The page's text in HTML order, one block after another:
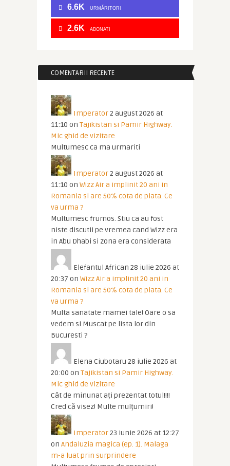
6.6K URMĂRITORI
2.6K ABONATI
COMENTARII RECENTE
Imperator2 august 2026 at
11:10 on Tajikistan si Pamir Highway.
Mic ghid de vizitare
Multumesc ca ma urmariti
Imperator2 august 2026 at
11:10 on Wizz Air a implinit 20 ani in
Romania si are 50% cota de piata. Ce
va urma ?
Multumesc frumos. Stiu ca au fost
niste discutii pe vremea cand Wizz era
in Abu Dhabi si zona era considerata
Elefantul African 28 iulie 2026 at
20:37 on Wizz Air a implinit 20 ani in
Romania si are 50% cota de piata. Ce
va urma ?
Multa sanatate mamei tale! Oare o sa
vedem si Muscat pe lista lor din
Bucuresti ?
Elena Ciubotaru 28 iulie 2026 at
20:00 on Tajikistan si Pamir Highway.
Mic ghid de vizitare
Cât de minunat ați prezentat totul!!!!
Cred că visez! Multe mulțumiri!
Imperator23 iunie 2026 at 12:27
on Andaluzia magica (ep. 1). Malaga
m-a luat prin surprindere